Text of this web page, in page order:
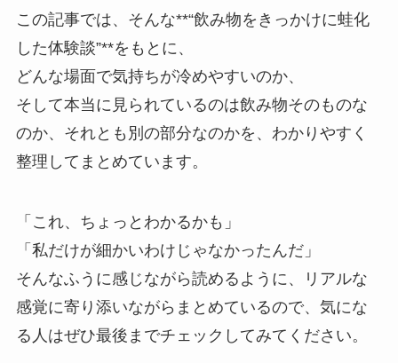
この記事では、そんな**“飲み物をきっかけに蛙化
した体験談”**をもとに、
どんな場面で気持ちが冷めやすいのか、
そして本当に見られているのは飲み物そのものな
のか、それとも別の部分なのかを、わかりやすく
整理してまとめています。
「これ、ちょっとわかるかも」
「私だけが細かいわけじゃなかったんだ」
そんなふうに感じながら読めるように、リアルな
感覚に寄り添いながらまとめているので、気にな
る人はぜひ最後までチェックしてみてください。